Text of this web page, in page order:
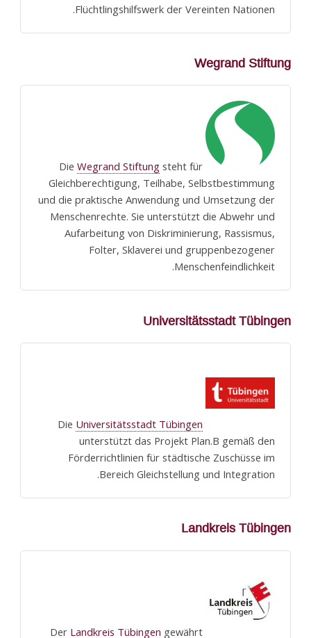
Flüchtlingshilfswerk der Vereinten Nationen.
Wegrand Stiftung
Die
Wegrand Stiftungsteht für
Gleichberechtigung, Teilhabe, Selbstbestimmung
und die praktische Anwendung und Umsetzung der
Menschenrechte. Sie unterstützt die Abwehr und
Aufarbeitung von Diskriminierung, Rassismus,
Folter, Sklaverei und gruppenbezogener
Menschenfeindlichkeit.
Universitätsstadt Tübingen
Universitätsstadt Tübingen
unterstützt das Projekt Plan.B gemäß den
Förderrichtlinien für städtische Zuschüsse im
Bereich Gleichstellung und Integration.
Landkreis Tübingen
Der
Landkreis Tübingen gewährt